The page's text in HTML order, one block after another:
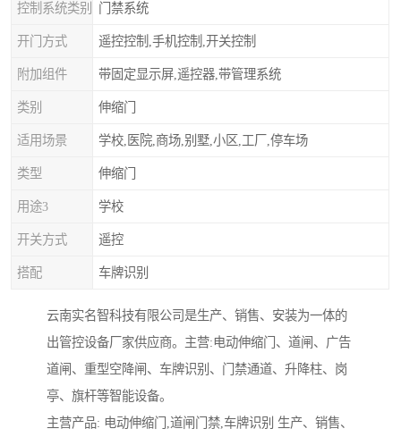
控制系统类别 门禁系统
开门方式 遥控控制,手机控制,开关控制
附加组件 带固定显示屏,遥控器,带管理系统
类别 伸缩门
适用场景 学校,医院,商场,别墅,小区,工厂,停车场
类型 伸缩门
用途3 学校
开关方式 遥控
搭配 车牌识别
云南实名智科技有限公司是生产、销售、安装为一体的
出管控设备厂家供应商。主营:电动伸缩门、道闸、广告
道闸、重型空降闸、车牌识别、门禁通道、升降柱、岗
亭、旗杆等智能设备。
主营产品: 电动伸缩门,道闸门禁,车牌识别 生产、销售、